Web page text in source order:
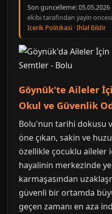
Son guncelleme:05.05.2026
ekibi tarafindan yayin
Icerik Politikasi ·Ihlal Bildir
Göynük'te Aileler
Okul ve Güvenlik
Bolu'nun tarihi dokusu
öne çıkan, sakin ve
özellikle çocuklu aileler
hayalinin merkezinde
karmaşasından
güvenli bir ortamda
geçen zamanı en aza